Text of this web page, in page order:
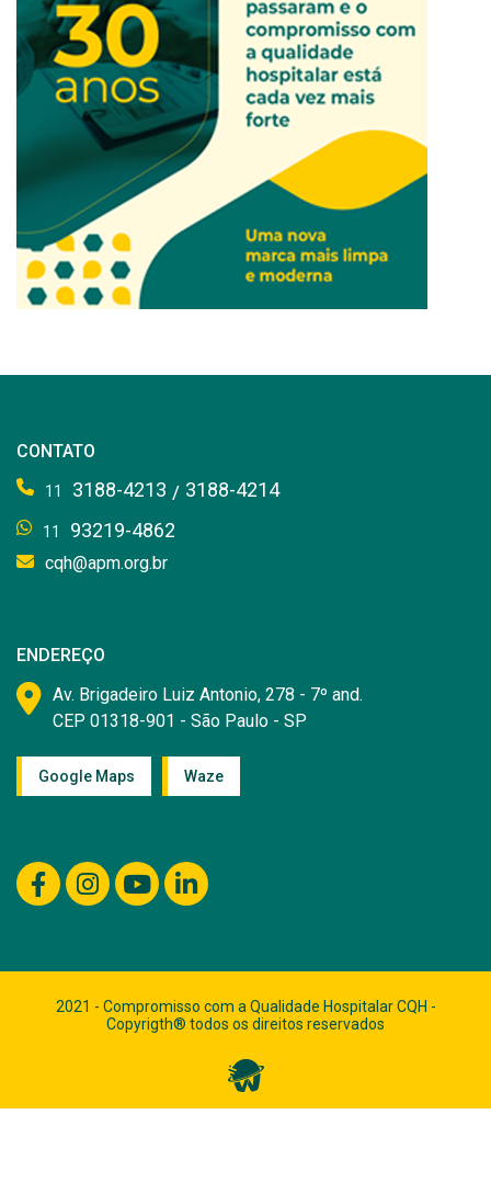
CONTATO
11 3188-4213 / 3188-4214
11 93219-4862
cqh@apm.org.br
ENDEREÇO
Av. Brigadeiro Luiz Antonio, 278 - 7º and.
CEP 01318-901 - São Paulo - SP
Google Maps Waze
2021 - Compromisso com a Qualidade Hospitalar CQH -
Copyrigth® todos os direitos reservados